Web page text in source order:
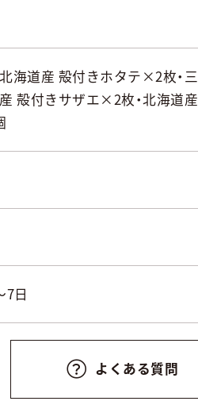
海道産 殻付きホタテ×2枚・三
殻付きサザエ×2枚・北海道産
7日
よくある質問